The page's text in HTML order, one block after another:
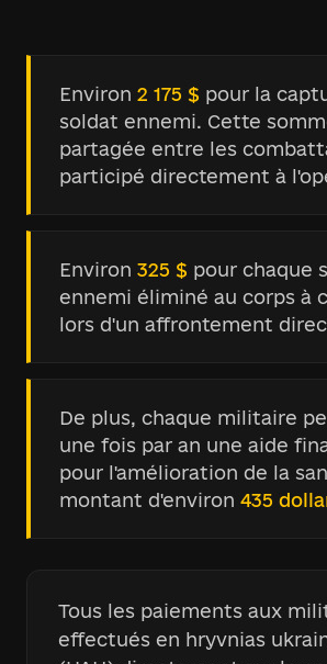
Environ 2 175 $ pour la
soldat ennemi. Cette
partagée entre les
participé directement à
Environ 325 $ pour chaque
ennemi éliminé au corps à
lors d'un affrontement
De plus, chaque militaire
une fois par an une aide
pour l'amélioration de la
montant d'environ 435
Tous les paiements aux
effectués en hryvnias